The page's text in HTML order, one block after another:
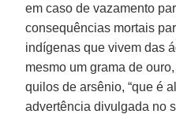
em caso de vazamento
consequências mortais
indígenas que vivem das
mesmo um grama de
quilos de arsênio, “que é
advertência divulgada no